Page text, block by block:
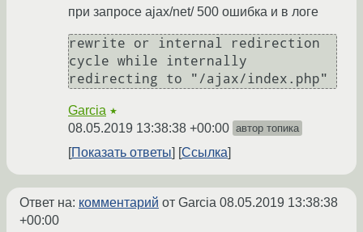
при запросе ajax/net/ 500 ошибка и в логе
rewrite or internal redirection
cycle while internally
redirecting to "/ajax/index.php"
Garcia ★
08.05.2019 13:38:38 +00:00 автор топика
Показать ответы Ссылка
Ответ на: комментарий от Garcia 08.05.2019 13:38:38
+00:00